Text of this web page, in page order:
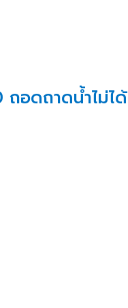
ถอดถาดน้ำไม่ได้